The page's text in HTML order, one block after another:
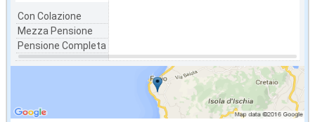
Con Colazione
Mezza Pensione
Pensione Completa